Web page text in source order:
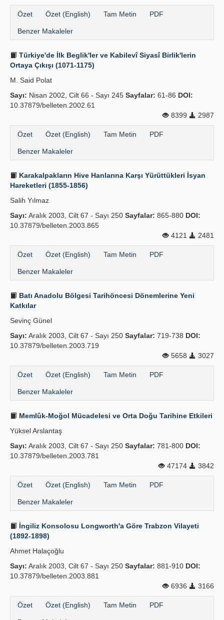
Özet Özet (English) Tam Metin PDF
Benzer Makaleler
Türkiye'de İlk Beglik'ler ve Kabilevî Siyasî Birlik'lerin
Ortaya Çıkışı (1071-1175)
M. Said Polat
Sayı: Nisan 2002, Cilt 66 - Sayı 245 Sayfalar: 61-86 DOI:
10.37879/belleten.2002.61
8399
2987
Özet Özet (English) Tam Metin PDF
Benzer Makaleler
Karakalpakların Hive Hanlarına Karşı Yürüttükleri İsyan
Hareketleri (1855-1856)
Salih Yılmaz
Sayı: Aralık 2003, Cilt 67 - Sayı 250 Sayfalar: 865-880 DOI:
10.37879/belleten.2003.865
4121
2481
Özet Özet (English) Tam Metin PDF
Benzer Makaleler
Batı Anadolu Bölgesi Tarihöncesi Dönemlerine Yeni
Katkılar
Sevinç Günel
Sayı: Aralık 2003, Cilt 67 - Sayı 250 Sayfalar: 719-738 DOI:
10.37879/belleten.2003.719
5658
3027
Özet Özet (English) Tam Metin PDF
Benzer Makaleler
Memlûk-Moğol Mücadelesi ve Orta Doğu Tarihine Etkileri
Yüksel Arslantaş
Sayı: Aralık 2003, Cilt 67 - Sayı 250 Sayfalar: 781-800 DOI:
10.37879/belleten.2003.781
47174
3842
Özet Özet (English) Tam Metin PDF
Benzer Makaleler
İngiliz Konsolosu Longworth'a Göre Trabzon Vilayeti
(1892-1898)
Ahmet Halaçoğlu
Sayı: Aralık 2003, Cilt 67 - Sayı 250 Sayfalar: 881-910 DOI:
10.37879/belleten.2003.881
6936
3166
Özet Özet (English) Tam Metin PDF